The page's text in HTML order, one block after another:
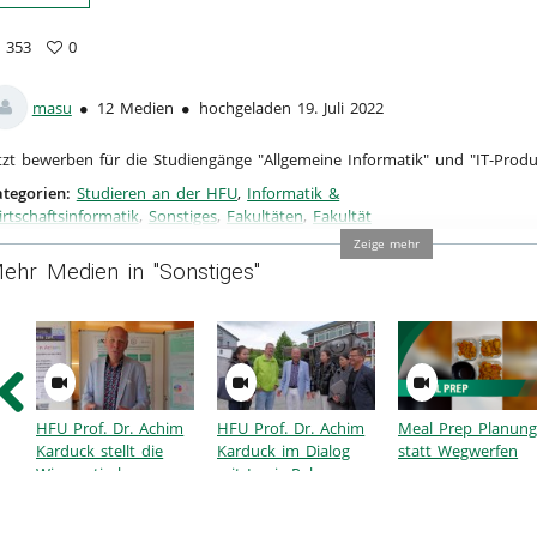
353
0
masu 12 Medien hochgeladen 19. Juli 2022
bewerben für die Studiengänge "Allgemeine Informatik" und "IT-
Studieren an der HFU, Informatik &
, Sonstiges, Fakultäten, Fakultät
Zeige mehr
Medien in "Sonstiges"
HFU Prof. Dr. Achim
Karduck stellt die
Wissenstische vor
HFU Prof. Dr. Achim
Karduck im Dialog
mit Louis Palmer
Meal Prep Planung
statt Wegwerfen